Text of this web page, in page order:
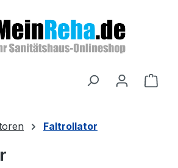
Faltrollator